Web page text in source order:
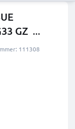
GZ ...
111308